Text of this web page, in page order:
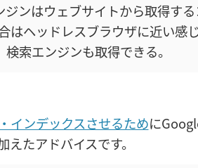
ンはウェブサイトから取得す
はヘッドレスブラウザに近い感
索エンジンも取得できる。
インデックスさせるために
たアドバイスです。